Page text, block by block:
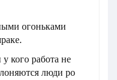
огоньками
кого работа не
люди ро